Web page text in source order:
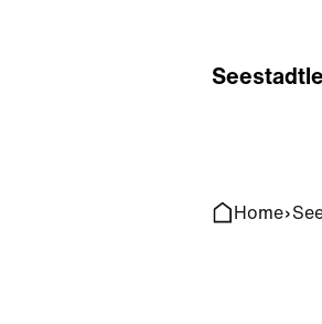
Seestadt
Home